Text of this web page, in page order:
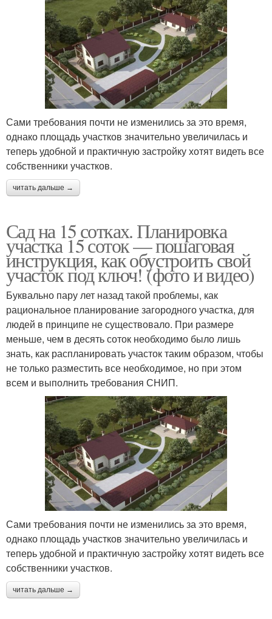
Сами требования почти не изменились за это время,
однако площадь участков значительно увеличилась и
теперь удобной и практичную застройку хотят видеть все
собственники участков.
читать дальше →
Сад на 15 сотках. Планировка
участка 15 соток — пошаговая
инструкция, как обустроить свой
участок под ключ! (фото и видео)
Буквально пару лет назад такой проблемы, как
рациональное планирование загородного участка, для
людей в принципе не существовало. При размере
меньше, чем в десять соток необходимо было лишь
знать, как распланировать участок таким образом, чтобы
не только разместить все необходимое, но при этом
всем и выполнить требования СНИП.
Сами требования почти не изменились за это время,
однако площадь участков значительно увеличилась и
теперь удобной и практичную застройку хотят видеть все
собственники участков.
читать дальше →